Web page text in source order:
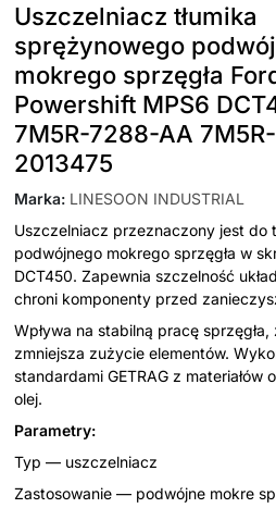
Uszczelniacz tłumika
sprężynowego
mokrego sprzęgła
Powershift MPS6
7M5R-7288-AA
2013475
Marka: LINESOON INDUSTRIAL
Uszczelniacz przeznaczony jest do
podwójnego mokrego sprzęgła w
DCT450. Zapewnia szczelność
chroni komponenty przed
Wpływa na stabilną pracę
zmniejsza zużycie elementów.
standardami GETRAG z
olej.
Parametry:
Typ — uszczelniacz
Zastosowanie — podwójne mokre